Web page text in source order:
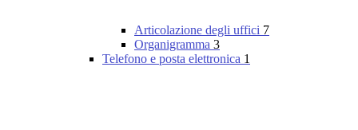
Articolazione degli uffici 7
Organigramma 3
Telefono e posta elettronica 1